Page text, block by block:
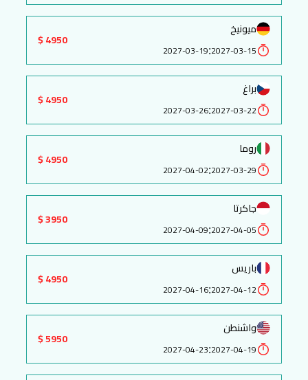
ميونيخ
2027-03-15
:
2027-03-19
4950 $
براغ
2027-03-22
:
2027-03-26
4950 $
روما
2027-03-29
:
2027-04-02
4950 $
جاكرتا
2027-04-05
:
2027-04-09
3950 $
باريس
2027-04-12
:
2027-04-16
4950 $
واشنطن
2027-04-19
:
2027-04-23
5950 $